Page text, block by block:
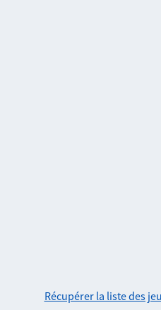
Récupérer la liste des